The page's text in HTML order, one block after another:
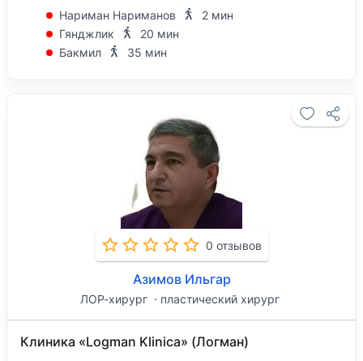
Нариман Нариманов
2 мин
Гянджлик
20 мин
Бакмил
35 мин
0 отзывов
Азимов Ильгар
ЛОР-хирург пластический хирург
Клиника «Logman Klinica» (Логман)